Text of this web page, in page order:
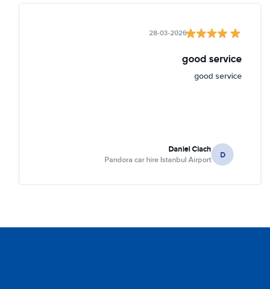
28-03-2026
good service
good service
D
Daniel Ciach
Pandora car hire Istanbul Airport